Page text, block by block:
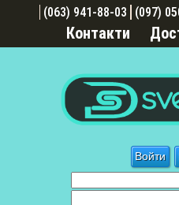
Войти
(063) 941-88-03 (097)
Контакти